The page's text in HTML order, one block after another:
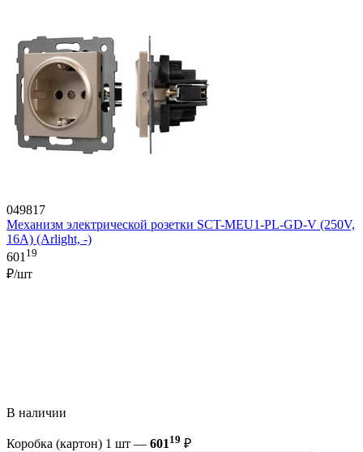
049817
Механизм электрической розетки SCT-MEU1-PL-GD-V (250V,
16A) (Arlight, -)
601 19
₽/шт
В наличии
Коробка (картон) 1 шт — 601 19 ₽